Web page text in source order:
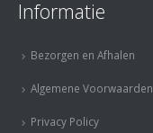
Informatie
Bezorgen en Afhalen
Algemene Voorwaarden
Privacy Policy